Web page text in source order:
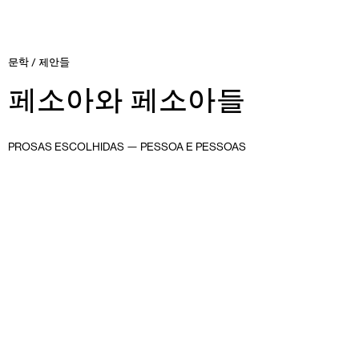
문학 / 제안들
페소아와 페소아들
PROSAS ESCOLHIDAS — PESSOA E PESSOAS